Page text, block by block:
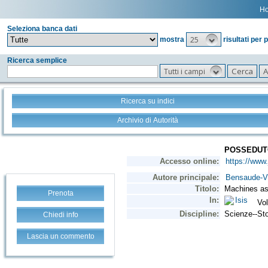
Seleziona banca dati
mostra
25 risultati per
Ricerca semplice
Tutti i campi
Ricerca su indici
Archivio di Autorità
Prenota
Chiedi info
Lascia un commento